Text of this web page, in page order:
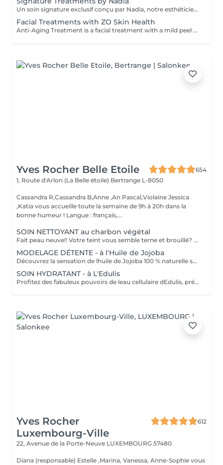
Un soin signature exclusif conçu par Nadia, notre esthéticienne, spécialement dédié aux zones délicates du contour des yeux et du cou. Ce traitement procure une hydratation intense et améliore l'élasticité de la peau, contribuant à restaurer sa fermeté, sa souplesse et un aspect visiblement plus frais et revitalisé. Le soin aide à atténuer l'apparence des ridules, apporte un léger effet éclaircissant au contour des yeux et offre un effet liftant naturel pour un regard reposé et une apparence plus jeune. Une autre option associe ce soin intensif hydratant pour les yeux et le cou à un soin complet du visage, pour une expérience de beauté encore plus complète et des résultats optimaux.
Facial Treatments with ZO Skin Health
Anti-Aging Treatment is a facial treatment with a mild peel designed to restore hydration, smooth dry, rough texture, soften lines and strengthen skin to prevent future aging and skin damage. Redness Treatment is a facial treatment with a mild peel designed to calm skin and minimize symptoms associated with red, sensitized skin, including rosacea. Ultra Hydration Treatment is a facial treatment with a mild peel designed to soothe skin and restore hydration in dry, dehydrated skin. Skin Brightening Treatment is a facial treatment with a mild peel designed to target mild discoloration and restore a more even skin tone. Acne + Oil Control Treatment is a facial treatment with a mild peel to decongest pores, absorb excess surface oil, target blemishes and prevent future breakouts. Enzyme Facial Treatment is a gentle, effective facial treatment with enzymatic exfoliation to revive dull skin, replenish hydration, soothe skin and restore healthy skin barrier to strengthen skin. Stimulator Peel is the perfect lunchtime peel, gentle enough for all skin types. An effective blend of AHAs provide immediately healthier, glowing skin with no downtime. Added antioxidants and anti-irritants neutralize free radicals and calm the skin.
Yves Rocher Belle Etoile
654
1, Route d'Arlon (La Belle étoile) Bertrange L-8050
Cassandra R,Cassandra B,Anne ,An Pascal,Violaine Jessica
,Katia vous accueille toute la semaine de 9h à 20h dans la
bonne humeur ! Langue : français,...
SOIN NETTOYANT au charbon végétal
Fait peau neuve!! Votre teint vous semble terne et brouillé? vous ressentez le besoin de nettoyer votre peau ?.Ce soin nettoyant s'adresse à vous. Il permettra de traiter votre peau sans la décaper. Purifié et detoxifiie votre visage retrouve un teint unifié, frais et lumineux. Une vraie bouffée d'oxygène pour votre peau !! Idéal pour les peaux mixtes à Grasses
MODELAGE DÉTENTE - à l'Huile de Jojoba
Découvrez la sensation de lhuile de Jojoba 100 % naturelle sur votre peau. Nourrie, votre peau retrouve tout son confort. Libéré de ses tensions grâce aux mains habiles de notre esthéticienne, votre visage est détendu. Bénéfices : Nourrie, votre peau retrouve tout son confort.
SOIN HYDRATANT - à L'Edulis
Profitez des fabuleux pouvoirs de leau cellulaire dEdulis, précieuse source dhydratation continue. Après la brumisation du Sérum concentré en eau cellulaire, le Masque Crème ressourçant se transforme en une texture soyeuse qui fond sur votre peau sous le délicat modelage de notre esthéticienne. Bénéfices : Gorgée deau, votre peau retrouve douceur, souplesse et éclat. Retrouvez le confort dune peau hydratée en continu.
Yves Rocher
Luxembourg-Ville
612
22, Avenue de la Porte-Neuve LUXEMBOURG 57480
Diana (responsable) Estelle ,Marina, Vanessa, Anne-Sophie vous